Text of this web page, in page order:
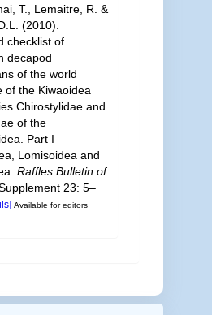
T., Lemaitre, R. &
(2010).
checklist of
decapod
of the world
of the Kiwaoidea
Chirostylidae and
of the
Part I —
Lomisoidea and
Raffles Bulletin of
23: 5–
Available for editors